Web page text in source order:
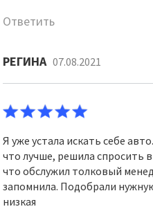
Ответить
РЕГИНА 07.08.2021
Я уже устала искать себе
что лучше, решила спросить
что обслужил толковый
запомнила. Подобрали
низкая